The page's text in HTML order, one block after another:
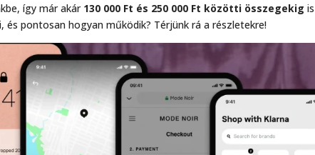
így már akár 130 000 Ft és 250 000 Ft közötti összegekig
pontosan hogyan működik? Térjünk rá a részletekre!